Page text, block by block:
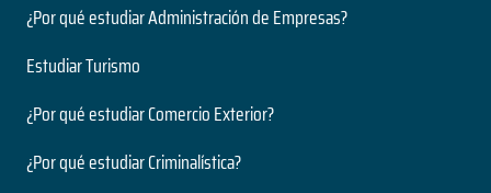
¿Por qué estudiar Administración de Empresas?
Estudiar Turismo
¿Por qué estudiar Comercio Exterior?
¿Por qué estudiar Criminalística?